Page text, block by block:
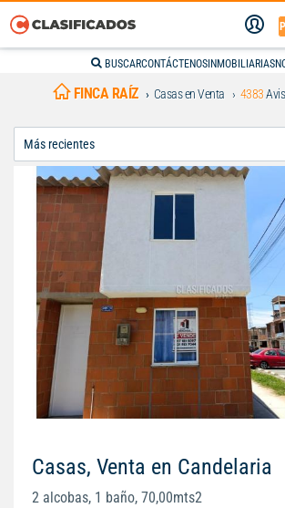
BUSCARCONTÁCTENOS INMOBILIARIAS
FINCA RAÍZ Casas en Venta 4383
Casas, Venta en Candelaria
2 alcobas, 1 baño, 70,00mts2